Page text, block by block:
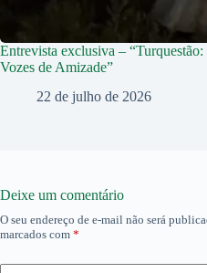
Entrevista exclusiva –
Vozes de Amizade”
22 de julho de 2026
Deixe um comentário
O seu endereço de e-mail não será
marcados com *